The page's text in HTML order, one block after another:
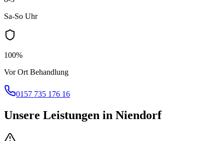
Sa-So Uhr
100%
Vor Ort Behandlung
0157 735 176 16
Unsere Leistungen in Niendorf